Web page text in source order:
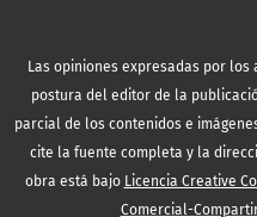
Las opiniones expresadas por
postura del editor de la
parcial de los contenidos e
cite la fuente completa y la
obra está bajo Licencia Creative
Comercial-